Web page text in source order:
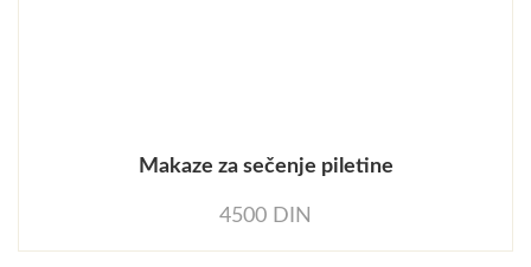
Makaze za sečenje piletine
4500 DIN